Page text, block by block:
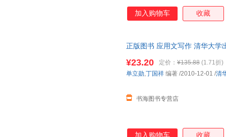
加入购物车 收藏
正版图书 应用文写作 清华大学
¥23.20 定价： ¥135.88 (1.71折)
书海图书专营店
单立勋,丁国祥 编著 /2010-12-01 /清
加入购物车 收藏